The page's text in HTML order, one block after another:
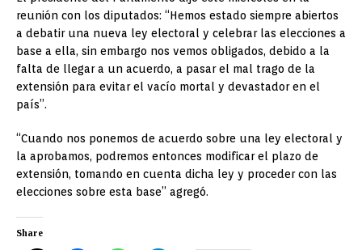
reunión con los diputados: “Hemos estado siempre abiertos
a debatir una nueva ley electoral y celebrar las elecciones a
base a ella, sin embargo nos vemos obligados, debido a la
falta de llegar a un acuerdo, a pasar el mal trago de la
extensión para evitar el vacío mortal y devastador en el
país”.
“Cuando nos ponemos de acuerdo sobre una ley electoral y
la aprobamos, podremos entonces modificar el plazo de
extensión, tomando en cuenta dicha ley y proceder con las
elecciones sobre esta base” agregó.
Share